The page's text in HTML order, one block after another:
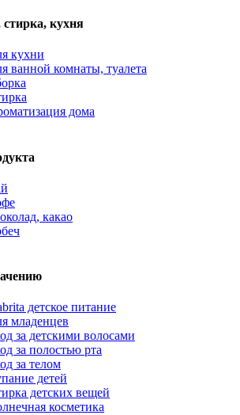
кухня
кухни
ванной комнаты, туалета
дома
какао
детское питание
младенцев
за детскими волосами
за полостью рта
за телом
детей
детских вещей
косметика